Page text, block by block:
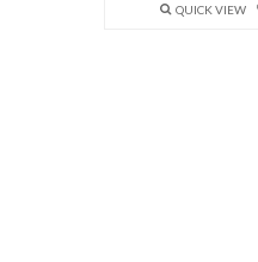
QUICK VIEW